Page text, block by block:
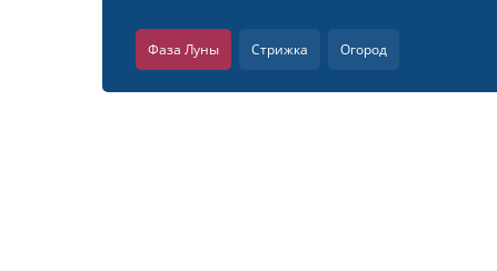
Фаза Луны Стрижка Огород